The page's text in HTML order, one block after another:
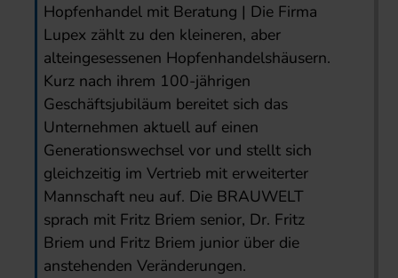
Hopfenhandel mit Beratung | Die Firma
Lupex zählt zu den kleineren, aber
alteingesessenen Hopfenhandelshäusern.
Kurz nach ihrem 100-jährigen
Geschäftsjubiläum bereitet sich das
Unternehmen aktuell auf einen
Generationswechsel vor und stellt sich
gleichzeitig im Vertrieb mit erweiterter
Mannschaft neu auf. Die BRAUWELT
sprach mit Fritz Briem senior, Dr. Fritz
Briem und Fritz Briem junior über die
anstehenden Veränderungen.